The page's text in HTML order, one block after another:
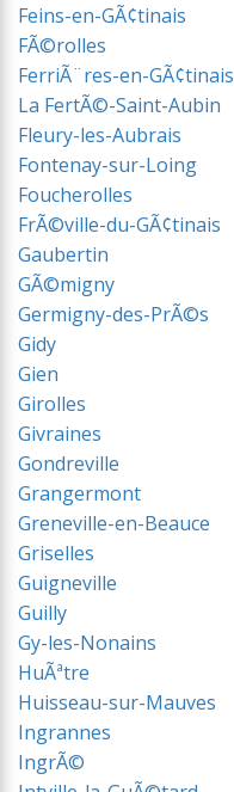
Feins-en-GÃ¢tinais
FÃ©rolles
FerriÃ¨res-en-GÃ¢tinais
La FertÃ©-Saint-Aubin
Fleury-les-Aubrais
Fontenay-sur-Loing
Foucherolles
FrÃ©ville-du-GÃ¢tinais
Gaubertin
GÃ©migny
Germigny-des-PrÃ©s
Gidy
Gien
Girolles
Givraines
Gondreville
Grangermont
Greneville-en-Beauce
Griselles
Guigneville
Guilly
Gy-les-Nonains
HuÃªtre
Huisseau-sur-Mauves
Ingrannes
IngrÃ©